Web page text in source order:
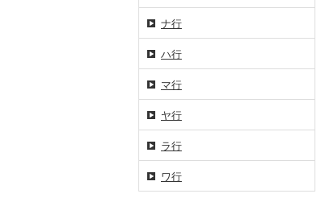
ナ行
ハ行
マ行
ヤ行
ラ行
ワ行